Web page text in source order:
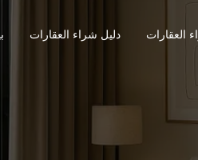
العقارات دليل شراء العقارات